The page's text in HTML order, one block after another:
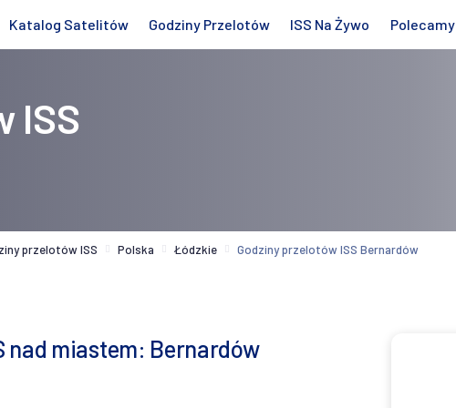
Katalog Satelitów Godziny Przelotów ISS Na Żywo Polecamy
ISS
przelotów ISS Polska Łódzkie Godziny przelotów ISS Bernardów
nad miastem: Bernardów